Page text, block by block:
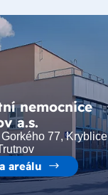
nemocnice
a.s.
77, Kryblice
areálu